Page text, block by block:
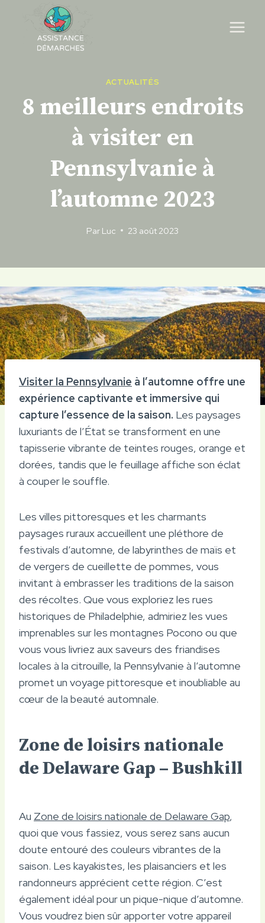
content
ACTUALITÉS
8 meilleurs endroits
à visiter en
Pennsylvanie à
l’automne 2023
Par Luc 23 août 2023
Visiter la Pennsylvanie à l’automne offre une
expérience captivante et immersive qui
capture l’essence de la saison. Les paysages
luxuriants de l’État se transforment en une
tapisserie vibrante de teintes rouges, orange et
dorées, tandis que le feuillage affiche son éclat
à couper le souffle.
Les villes pittoresques et les charmants
paysages ruraux accueillent une pléthore de
festivals d’automne, de labyrinthes de maïs et
de vergers de cueillette de pommes, vous
invitant à embrasser les traditions de la saison
des récoltes. Que vous exploriez les rues
historiques de Philadelphie, admiriez les vues
imprenables sur les montagnes Pocono ou que
vous vous livriez aux saveurs des friandises
locales à la citrouille, la Pennsylvanie à l’automne
promet un voyage pittoresque et inoubliable au
cœur de la beauté automnale.
Zone de loisirs nationale
de Delaware Gap – Bushkill
Au Zone de loisirs nationale de Delaware Gap,
quoi que vous fassiez, vous serez sans aucun
doute entouré des couleurs vibrantes de la
saison. Les kayakistes, les plaisanciers et les
randonneurs apprécient cette région. C’est
également idéal pour un pique-nique d’automne.
Vous voudrez bien sûr apporter votre appareil